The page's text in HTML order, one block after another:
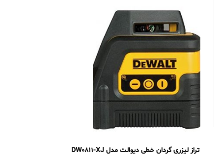
تراز لیزری گردان خطی دیوالت مدل DW0811-XJ